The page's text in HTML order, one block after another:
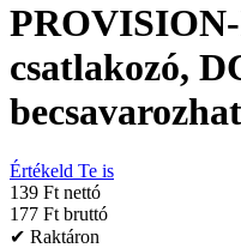
csatlakozó,
Értékeld Te is
139 Ft nettó
177 Ft bruttó
✔ Raktáron